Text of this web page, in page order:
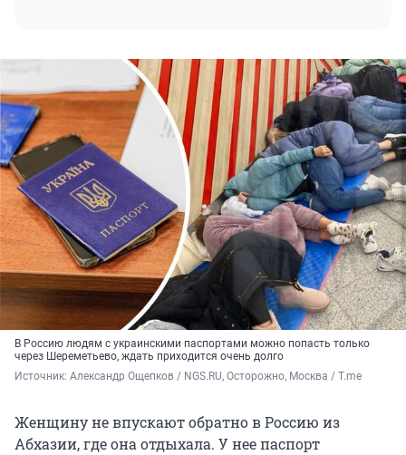
В Россию людям с украинскими паспортами можно попасть только
через Шереметьево, ждать приходится очень долго
Источник: Александр Ощепков / NGS.RU, Осторожно, Москва / T.me
Женщину не впускают обратно в Россию из
Абхазии, где она отдыхала. У нее паспорт